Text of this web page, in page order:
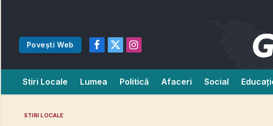
Povești Web
Facebook
X
Instagram
Stiri Locale Lumea Politică Afaceri Social
STIRI LOCALE